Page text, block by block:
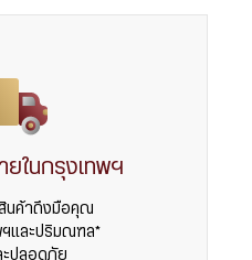
ในกรุงเทพฯ
นค้าถึงมือคุณ
ฯและปริมณฑล*
ะปลอดภัย